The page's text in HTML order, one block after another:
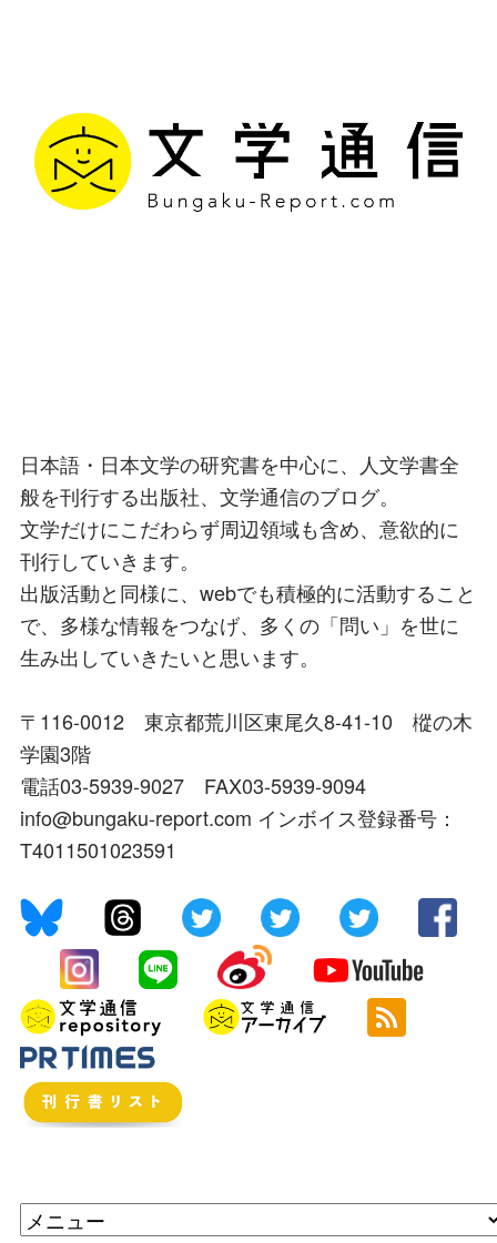
日本語・日本文学の研究書を中心に、人文学書全
般を刊行する出版社、文学通信のブログ。
文学だけにこだわらず周辺領域も含め、意欲的に
刊行していきます。
出版活動と同様に、webでも積極的に活動すること
で、多様な情報をつなげ、多くの「問い」を世に
生み出していきたいと思います。
〒116-0012 東京都荒川区東尾久8-41-10 樅の木
学園3階
電話03-5939-9027 FAX03-5939-9094
info@bungaku-report.com インボイス登録番号：
T4011501023591